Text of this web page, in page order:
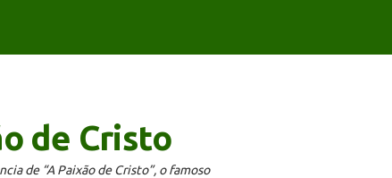
de Cristo
de “A Paixão de Cristo”, o famoso